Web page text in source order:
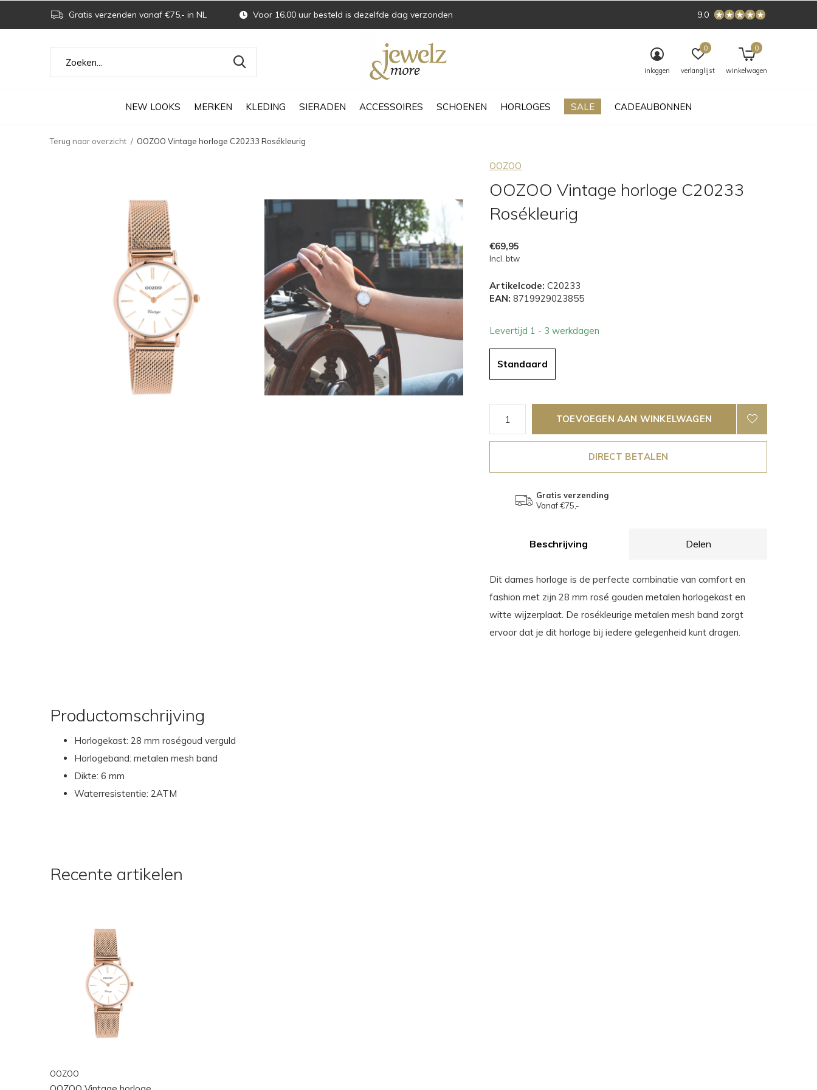
NEW LOOKS MERKEN KLEDING SIERADEN ACCESSOIRES SCHOENEN HORLOGES SALE CADEAUBONNEN
inloggen verlanglijst
0
winkelwagen
0
Gratis verzenden vanaf €75,- in NL Voor 16.00 uur besteld is dezelfde dag verzonden 9.0
Terug naar overzicht OOZOO Vintage horloge C20233 Rosékleurig
OOZOO
OOZOO Vintage horloge C20233
Rosékleurig
€69,95
Incl. btw
Artikelcode: C20233
EAN: 8719929023855
Levertijd 1 - 3 werkdagen
Standaard
TOEVOEGEN AAN WINKELWAGEN
DIRECT BETALEN
Gratis verzending
Vanaf €75,-
Beschrijving Delen
Dit dames horloge is de perfecte combinatie van comfort en
fashion met zijn 28 mm rosé gouden metalen horlogekast en
witte wijzerplaat. De rosékleurige metalen mesh band zorgt
ervoor dat je dit horloge bij iedere gelegenheid kunt dragen.
Productomschrijving
Horlogekast: 28 mm roségoud verguld
Horlogeband: metalen mesh band
Dikte: 6 mm
Waterresistentie: 2ATM
Recente artikelen
OOZOO